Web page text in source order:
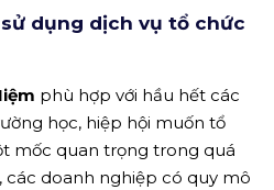
dụng dịch vụ tổ chức
phù hợp với hầu hết các
học, hiệp hội muốn tổ
mốc quan trọng trong quá
doanh nghiệp có quy mô